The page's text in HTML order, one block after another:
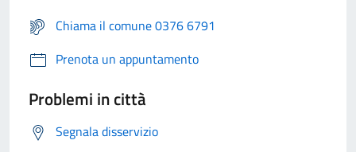
Chiama il comune 0376 6791
Prenota un appuntamento
Problemi in città
Segnala disservizio